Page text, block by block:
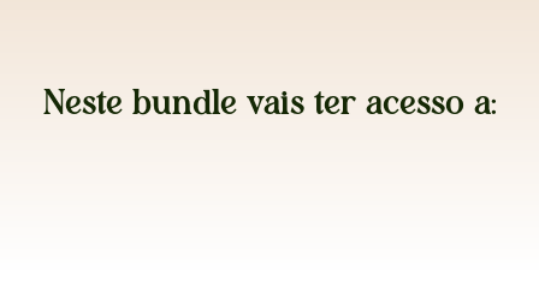
Neste bundle vais ter acesso a: